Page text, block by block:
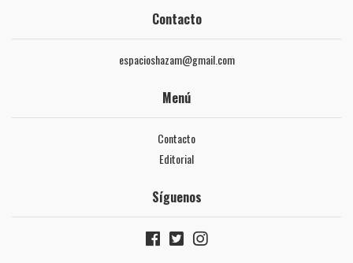
Contacto
espacioshazam@gmail.com
Menú
Contacto
Editorial
Síguenos